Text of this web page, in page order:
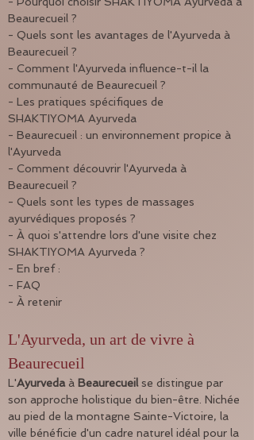
Beaurecueil ?
- Quels sont les avantages de l'Ayurveda à
Beaurecueil ?
- Comment l'Ayurveda influence-t-il la
communauté de Beaurecueil ?
- Les pratiques spécifiques de
SHAKTIYOMA Ayurveda
- Beaurecueil : un environnement propice à
l'Ayurveda
- Comment découvrir l'Ayurveda à
Beaurecueil ?
- Quels sont les types de massages
ayurvédiques proposés ?
- À quoi s'attendre lors d'une visite chez
SHAKTIYOMA Ayurveda ?
- En bref :
- FAQ
- À retenir
L'Ayurveda, un art de vivre à
Beaurecueil
L'Ayurveda à Beaurecueil se distingue par
son approche holistique du bien-être. Nichée
au pied de la montagne Sainte-Victoire, la
ville bénéficie d'un cadre naturel idéal pour la